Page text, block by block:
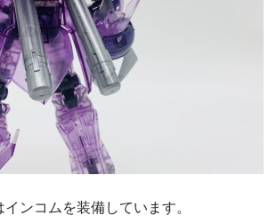
ンコムを装備しています。